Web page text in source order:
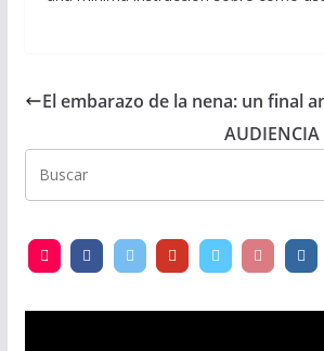
El embarazo de la nena: un final